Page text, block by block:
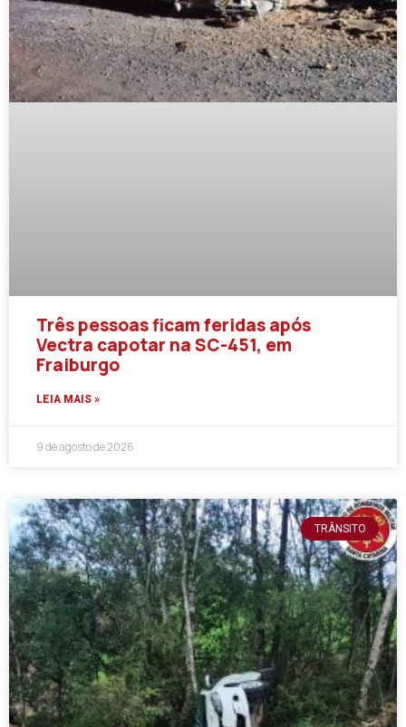
Três pessoas ficam feridas após
Vectra capotar na SC-451, em
Fraiburgo
LEIA MAIS »
9 de agosto de 2026
TRÂNSITO